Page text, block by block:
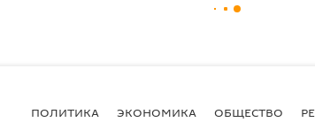
ПОЛИТИКА ЭКОНОМИКА ОБЩЕСТВО